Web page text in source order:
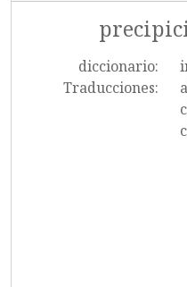
diccionario:
Traducciones: